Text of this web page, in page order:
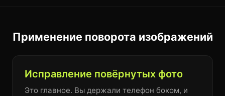
Применение поворота изображений
Исправление повёрнутых фото
Это главное. Вы держали телефон боком, и